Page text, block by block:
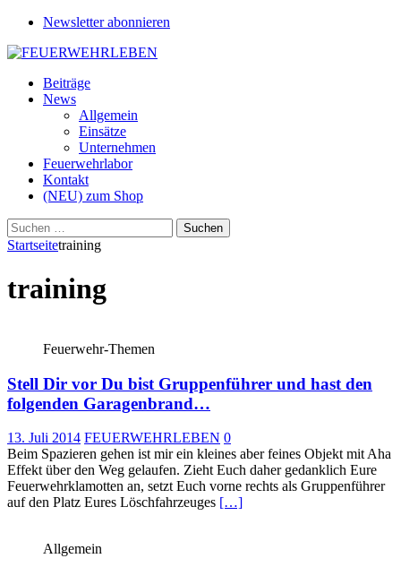
Newsletter abonnieren
Beiträge
News
Allgemein
Einsätze
Unternehmen
Feuerwehrlabor
Kontakt
(NEU) zum Shop
Suchen
nach:
Startseitetraining
training
Feuerwehr-Themen
Stell Dir vor Du bist Gruppenführer und hast den
folgenden Garagenbrand…
13. Juli 2014 FEUERWEHRLEBEN 0
Beim Spazieren gehen ist mir ein kleines aber feines Objekt mit Aha
Effekt über den Weg gelaufen. Zieht Euch daher gedanklich Eure
Feuerwehrklamotten an, setzt Euch vorne rechts als Gruppenführer
auf den Platz Eures Löschfahrzeuges […]
Allgemein